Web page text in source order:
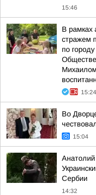
15:46
В рамках
стражем
по
15:24
Во
15:04
Сербии
14:32